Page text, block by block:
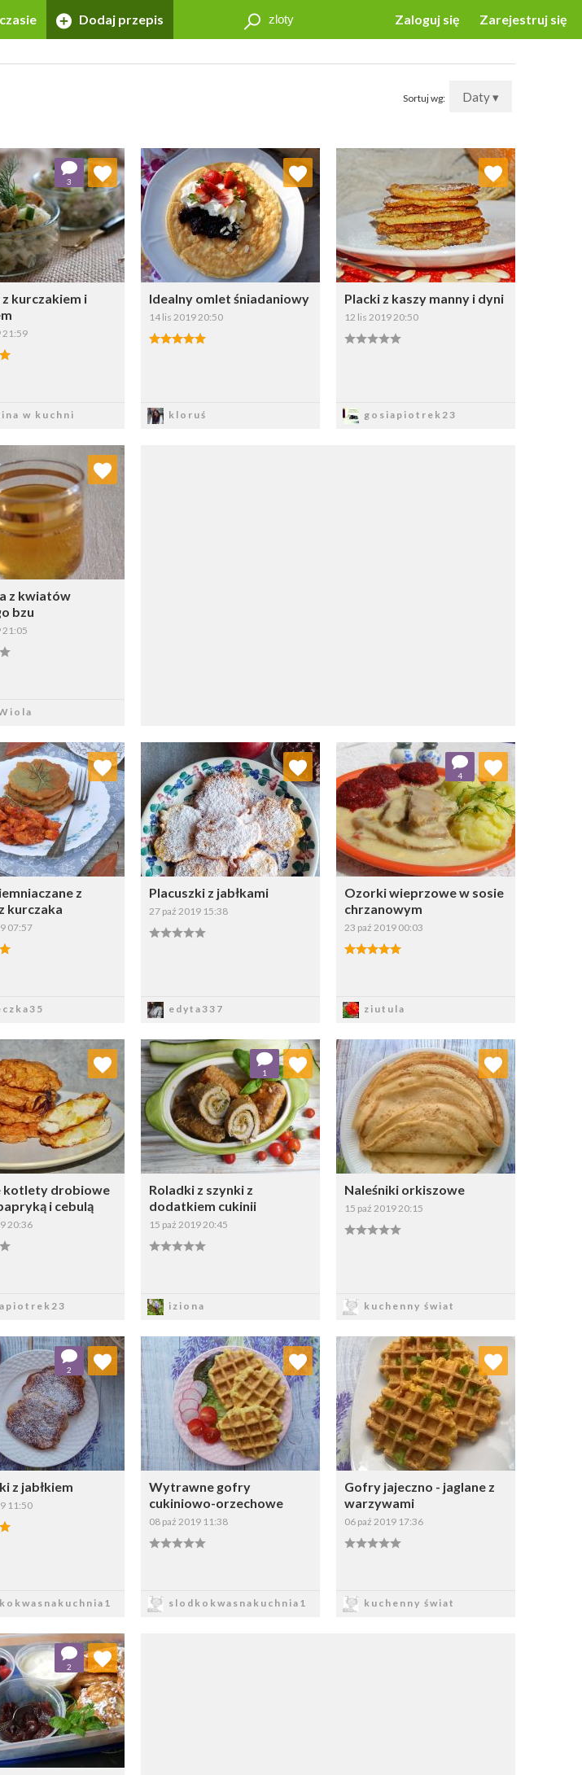
Zaloguj się Zarejestruj się
Dodaj przepis
Sortuj wg: Daty ▾
z kurczakiem i
21:59
w kuchni
3
do ulubionych
Wybierz listę:
Idealny omlet śniadaniowy
14 lis 2019 20:50
kloruś
Dodaj do ulubionych
Wybierz listę:
Placki z kaszy manny i dyni
12 lis 2019 20:50
gosiapiotrek23
Dodaj do ulubionych
Wybierz listę:
z kwiatów
bzu
21:05
do ulubionych
Wybierz listę:
z
kurczaka
07:57
do ulubionych
Wybierz listę:
Placuszki z jabłkami
27 paź 2019 15:38
edyta337
Dodaj do ulubionych
Wybierz listę:
Ozorki wieprzowe w sosie
chrzanowym
23 paź 2019 00:03
ziutula
4
Dodaj do ulubionych
Wybierz listę:
kotlety drobiowe
i cebulą
20:36
do ulubionych
Wybierz listę:
Roladki z szynki z
dodatkiem cukinii
15 paź 2019 20:45
iziona
1
Dodaj do ulubionych
Wybierz listę:
Naleśniki orkiszowe
15 paź 2019 20:15
kuchenny świat
Dodaj do ulubionych
Wybierz listę:
z jabłkiem
11:50
2
Dodaj do ulubionych
Wybierz listę:
Wytrawne gofry
cukiniowo-orzechowe
08 paź 2019 11:38
slodkokwasnakuchnia1
Dodaj do ulubionych
Wybierz listę:
Gofry jajeczno - jaglane z
warzywami
06 paź 2019 17:36
kuchenny świat
Dodaj do ulubionych
Wybierz listę:
2
do ulubionych
Wybierz listę: